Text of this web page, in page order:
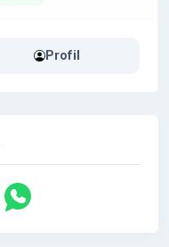
Profil